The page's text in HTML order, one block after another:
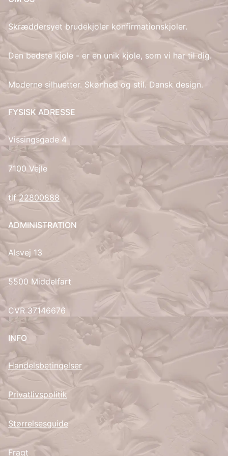
IT
LT
PL
UK
Skræddersyet brudekjoler konfirmationskjoler.
Den bedste kjole - er en unik kjole, som vi har til dig.
Moderne silhuetter. Skønhed og stil. Dansk design.
FYSISK ADRESSE
Vissingsgade 4
7100 Vejle
tlf22800888
ADMINISTRATION
Alsvej 13
5500 Middelfart
CVR 37146676
INFO
Handelsbetingelser
Privatlivspolitik
Størrelsesguide
Fragt